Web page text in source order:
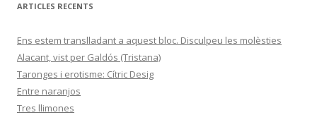
ARTICLES RECENTS
Ens estem translladant a aquest bloc. Disculpeu les molèsties
Alacant, vist per Galdós (Tristana)
Taronges i erotisme: Cítric Desig
Entre naranjos
Tres llimones